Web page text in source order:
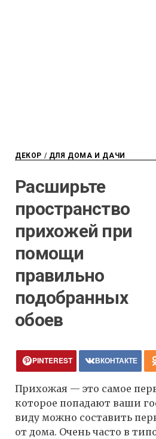
ДЕКОР / ДЛЯ ДОМА И ДАЧИ
Расширьте
пространство
прихожей при
помощи
правильно
подобранных
обоев
PINTEREST ВКОНТАКТЕ
Прихожая — это самое
которое попадают ваши
виду можно составить
от дома. Очень часто в